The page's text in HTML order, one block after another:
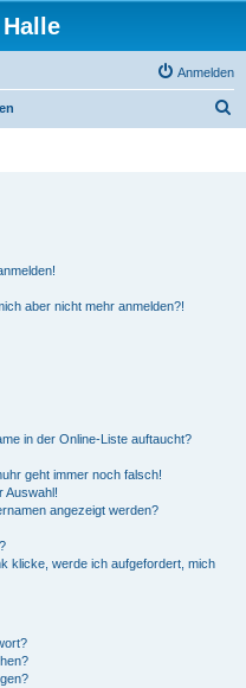
Anmelden
aber nicht mehr anmelden?!
in der Online-Liste auftaucht?
geht immer noch falsch!
Auswahl!
angezeigt werden?
klicke, werde ich aufgefordert, mich